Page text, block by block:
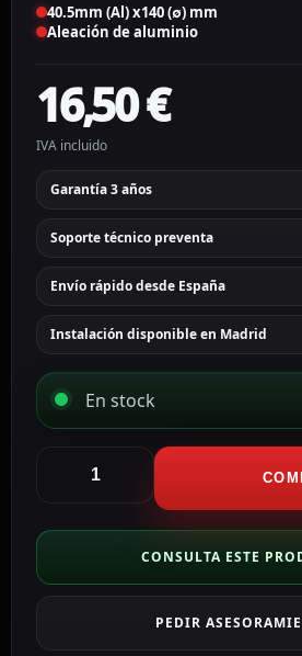
40.5mm (Al) x140 (∅) mm
Aleación de aluminio
16,50€
IVA incluido
Garantía 3 años
Soporte técnico preventa
Envío rápido desde España
Instalación disponible en Madrid
En stock
conexiones
cámaras
domo
blanco
CONSULTA ESTE
PEDIR